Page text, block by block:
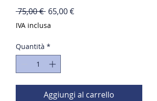
75,00 € Prezzo
regolare
65,00 €Prezzo
IVA inclusa
Quantità *
Aggiungi al carrello